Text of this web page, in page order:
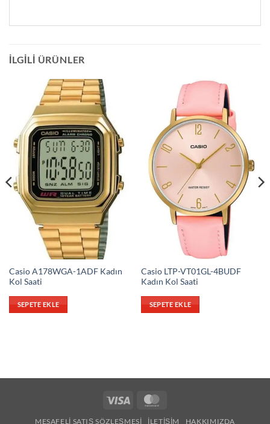
İLGILI ÜRÜNLER
Casio A178WGA-1ADF Kadın
Kol Saati
SEPETE EKLE
Casio LTP-VT01GL-4BUDF
Kadın Kol Saati
SEPETE EKLE
Visa
MESAFELI SATIŞ SÖZLEŞMESI İLETIŞIM HAKKIMIZDA